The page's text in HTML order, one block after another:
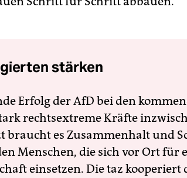
stärken
Erfolg der AfD bei den
rechtsextreme Kräfte
braucht es Zusammenhalt und
Menschen, die sich vor Ort für
einsetzen. Die taz kooperiert